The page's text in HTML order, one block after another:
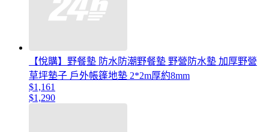
【悅購】野餐墊 防水防潮野餐墊 野營防水墊 加厚野營
草坪墊子 戶外帳篷地墊 2*2m厚約8mm
$1,161
$1,290